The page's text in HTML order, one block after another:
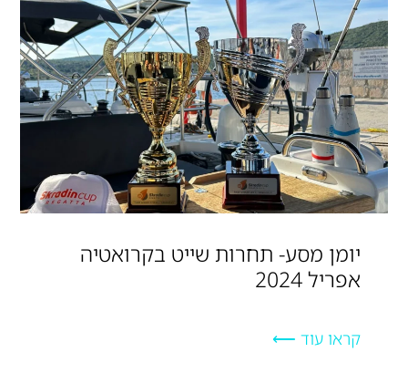
יומן מסע- תחרות שייט בקרואטיה
אפריל 2024
קראו עוד ⟵